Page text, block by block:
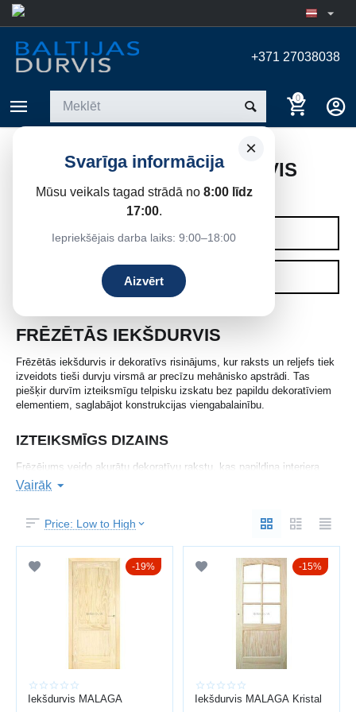
+371 27038038
0
×
Svarīga informācija
Mūsu veikals tagad strādā no 8:00 līdz
17:00.
Iepriekšējais darba laiks: 9:00–18:00
Aizvērt
FRĒZĒTAS KOKA IEKŠDURVIS
Sākums / Iekšdurvis
KATEGORIJAS
FILTRI
FRĒZĒTĀS IEKŠDURVIS
Frēzētās iekšdurvis ir dekoratīvs risinājums, kur raksts un reljefs tiek
izveidots tieši durvju virsmā ar precīzu mehānisko apstrādi. Tas
piešķir durvīm izteiksmīgu telpisku izskatu bez papildu dekoratīviem
elementiem, saglabājot konstrukcijas viengabalainību.
IZTEIKSMĪGS DIZAINS
Frēzējums veido akurātu dekoratīvu rakstu, kas papildina interjera
stilu.
telpisku dekoratīvu reljefu
simetriskas līnijas
modernu vai klasisku izskatu
saskaņu ar mēbelēm un apdari
Piemērotas gan minimālisma, gan klasiskam interjeram.
KONSTRUKCIJAS UZTICAMĪBA
Raksts veidots pašā vērtnē, saglabājot izturību un stabilitāti.
Vairāk
Price: Low to High
19%
Iekšdurvis MALAGA
15%
Iekšdurvis MALAGA Kristal